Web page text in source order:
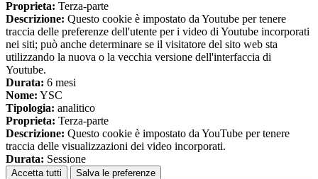
Proprieta: Terza-parte
Descrizione: Questo cookie è impostato da Youtube per tenere
traccia delle preferenze dell'utente per i video di Youtube incorporati
nei siti; può anche determinare se il visitatore del sito web sta
utilizzando la nuova o la vecchia versione dell'interfaccia di
Youtube.
Durata: 6 mesi
Nome: YSC
Tipologia: analitico
Proprieta: Terza-parte
Descrizione: Questo cookie è impostato da YouTube per tenere
traccia delle visualizzazioni dei video incorporati.
Durata: Sessione
Accetta tutti Salva le preferenze